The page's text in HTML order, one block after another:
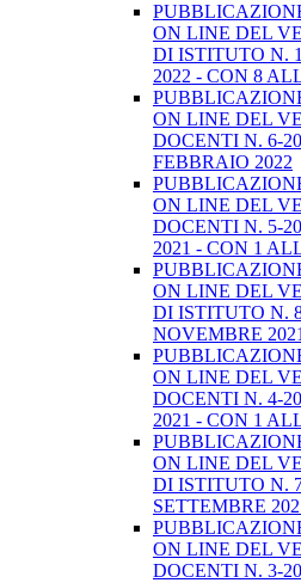
ON LINE DEL
DI ISTITUTO N.
2022 - CON 8
ON LINE DEL
DOCENTI N. 6-
FEBBRAIO 2022
ON LINE DEL
DOCENTI N. 5-
2021 - CON 1
ON LINE DEL
DI ISTITUTO N.
NOVEMBRE
ON LINE DEL
DOCENTI N. 4-
2021 - CON 1
ON LINE DEL
DI ISTITUTO N.
SETTEMBRE
ON LINE DEL
DOCENTI N. 3-